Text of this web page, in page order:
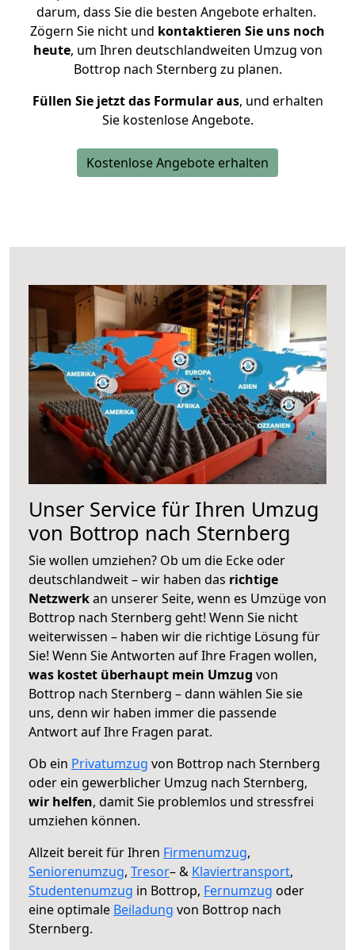
darum, dass Sie die besten Angebote erhalten.
Zögern Sie nicht und kontaktieren Sie uns noch
heute, um Ihren deutschlandweiten Umzug von
Bottrop nach Sternberg zu planen.
Füllen Sie jetzt das Formular aus, und erhalten
Sie kostenlose Angebote.
Kostenlose Angebote erhalten
Unser Service für Ihren Umzug
von Bottrop nach Sternberg
Sie wollen umziehen? Ob um die Ecke oder
deutschlandweit – wir haben das richtige
Netzwerkan unserer Seite, wenn es Umzüge von
Bottrop nach Sternberg geht! Wenn Sie nicht
weiterwissen – haben wir die richtige Lösung für
Sie! Wenn Sie Antworten auf Ihre Fragen wollen,
was kostet überhaupt mein Umzug von
Bottrop nach Sternberg – dann wählen Sie sie
uns, denn wir haben immer die passende
Antwort auf Ihre Fragen parat.
Ob ein Privatumzug von Bottrop nach Sternberg
oder ein gewerblicher Umzug nach Sternberg,
wir helfen, damit Sie problemlos und stressfrei
umziehen können.
Allzeit bereit für Ihren Firmenumzug,
Seniorenumzug, Tresor– & Klaviertransport,
Studentenumzug in Bottrop, Fernumzug oder
eine optimale Beiladung von Bottrop nach
Sternberg.